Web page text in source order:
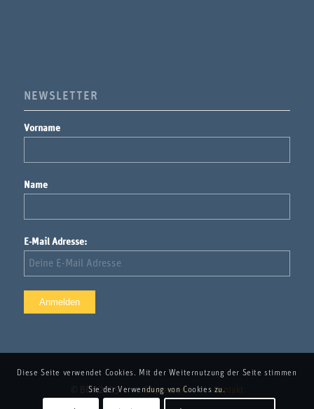
NEWSLETTER
Vorname
Name
E-Mail Adresse:
© BFH 2025 Impressum Kontakt
Diese Seite verwendet Cookies. Mit der Weiternutzung der Seite stimmen
Sie der Verwendung von Cookies zu.